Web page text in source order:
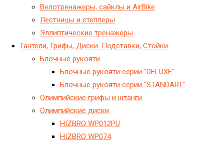
Велотренажеры, сайклы и AirBike
Лестницы и степперы
Эллиптические тренажеры
Гантели, Грифы, Диски. Подставки, Стойки
Блочные рукояти
Блочные рукояти серии "DELUXE"
Блочные рукояти серии "STANDART"
Олимпийские грифы и штанги
Олимпийские диски
HIZBRO WP012PU
HIZBRO WP074